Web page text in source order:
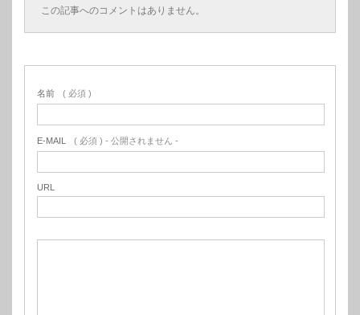
この記事へのコメントはありません。
名前 ( 必須 )
E-MAIL ( 必須 ) - 公開されません -
URL